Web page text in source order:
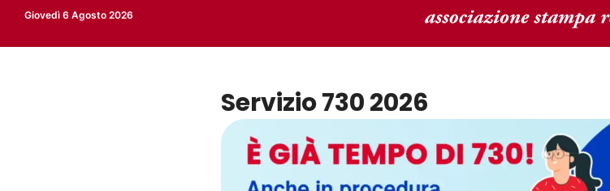
Giovedì 6 Agosto 2026
Servizio 730 2026